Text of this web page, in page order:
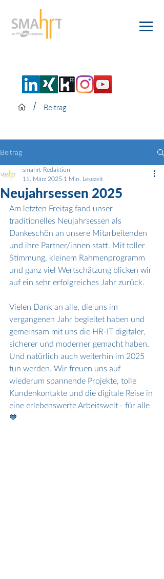
/ Beitrag
Beitrag
Neujahrsessen 2025
smahrt-Redaktion
11. März 2025 1 Min. Lesezeit
Am letzten Freitag fand unser
traditionelles Neujahrsessen als
Dankeschön an unsere Mitarbeitenden
und ihre Partner/innen statt. Mit toller
Stimmung, kleinem Rahmenprogramm
und ganz viel Wertschätzung blicken wir
auf ein sehr erfolgreiches Jahr zurück.
Vielen Dank an alle, die uns im
vergangenen Jahr begleitet haben und
gemeinsam mit uns die HR-IT digitaler,
sicherer und moderner gemacht haben.
Und natürlich auch weiterhin im 2025
tun werden. Wir freuen uns auf
wiederum spannende Projekte, tolle
Kundenkontakte und die digitale Reise in
eine erlebenswerte Arbeitswelt - für alle
🧡